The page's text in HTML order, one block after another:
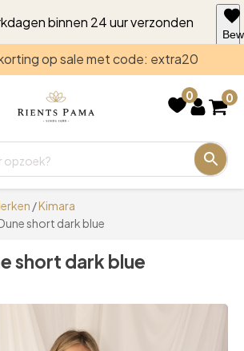
binnen 24 uur verzonden
op sale met code: extra20
0 0
/Kimara
short dark blue
short dark blue
voor